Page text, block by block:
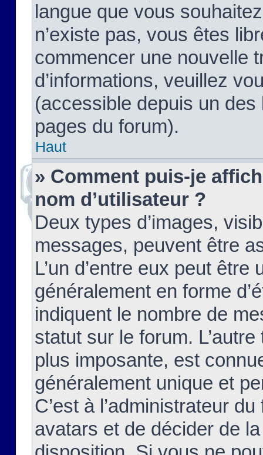
langue que vous
n’existe pas, vous êtes
commencer une nouvelle
d’informations, veuillez
(accessible depuis un
pages du forum).
Haut
» Comment puis-je
nom d’utilisateur ?
Deux types d’images,
messages, peuvent être
L’un d’entre eux peut
généralement en forme
indiquent le nombre de
statut sur le forum.
plus imposante, est
généralement unique et
C’est à l’administrateur
avatars et de décider de